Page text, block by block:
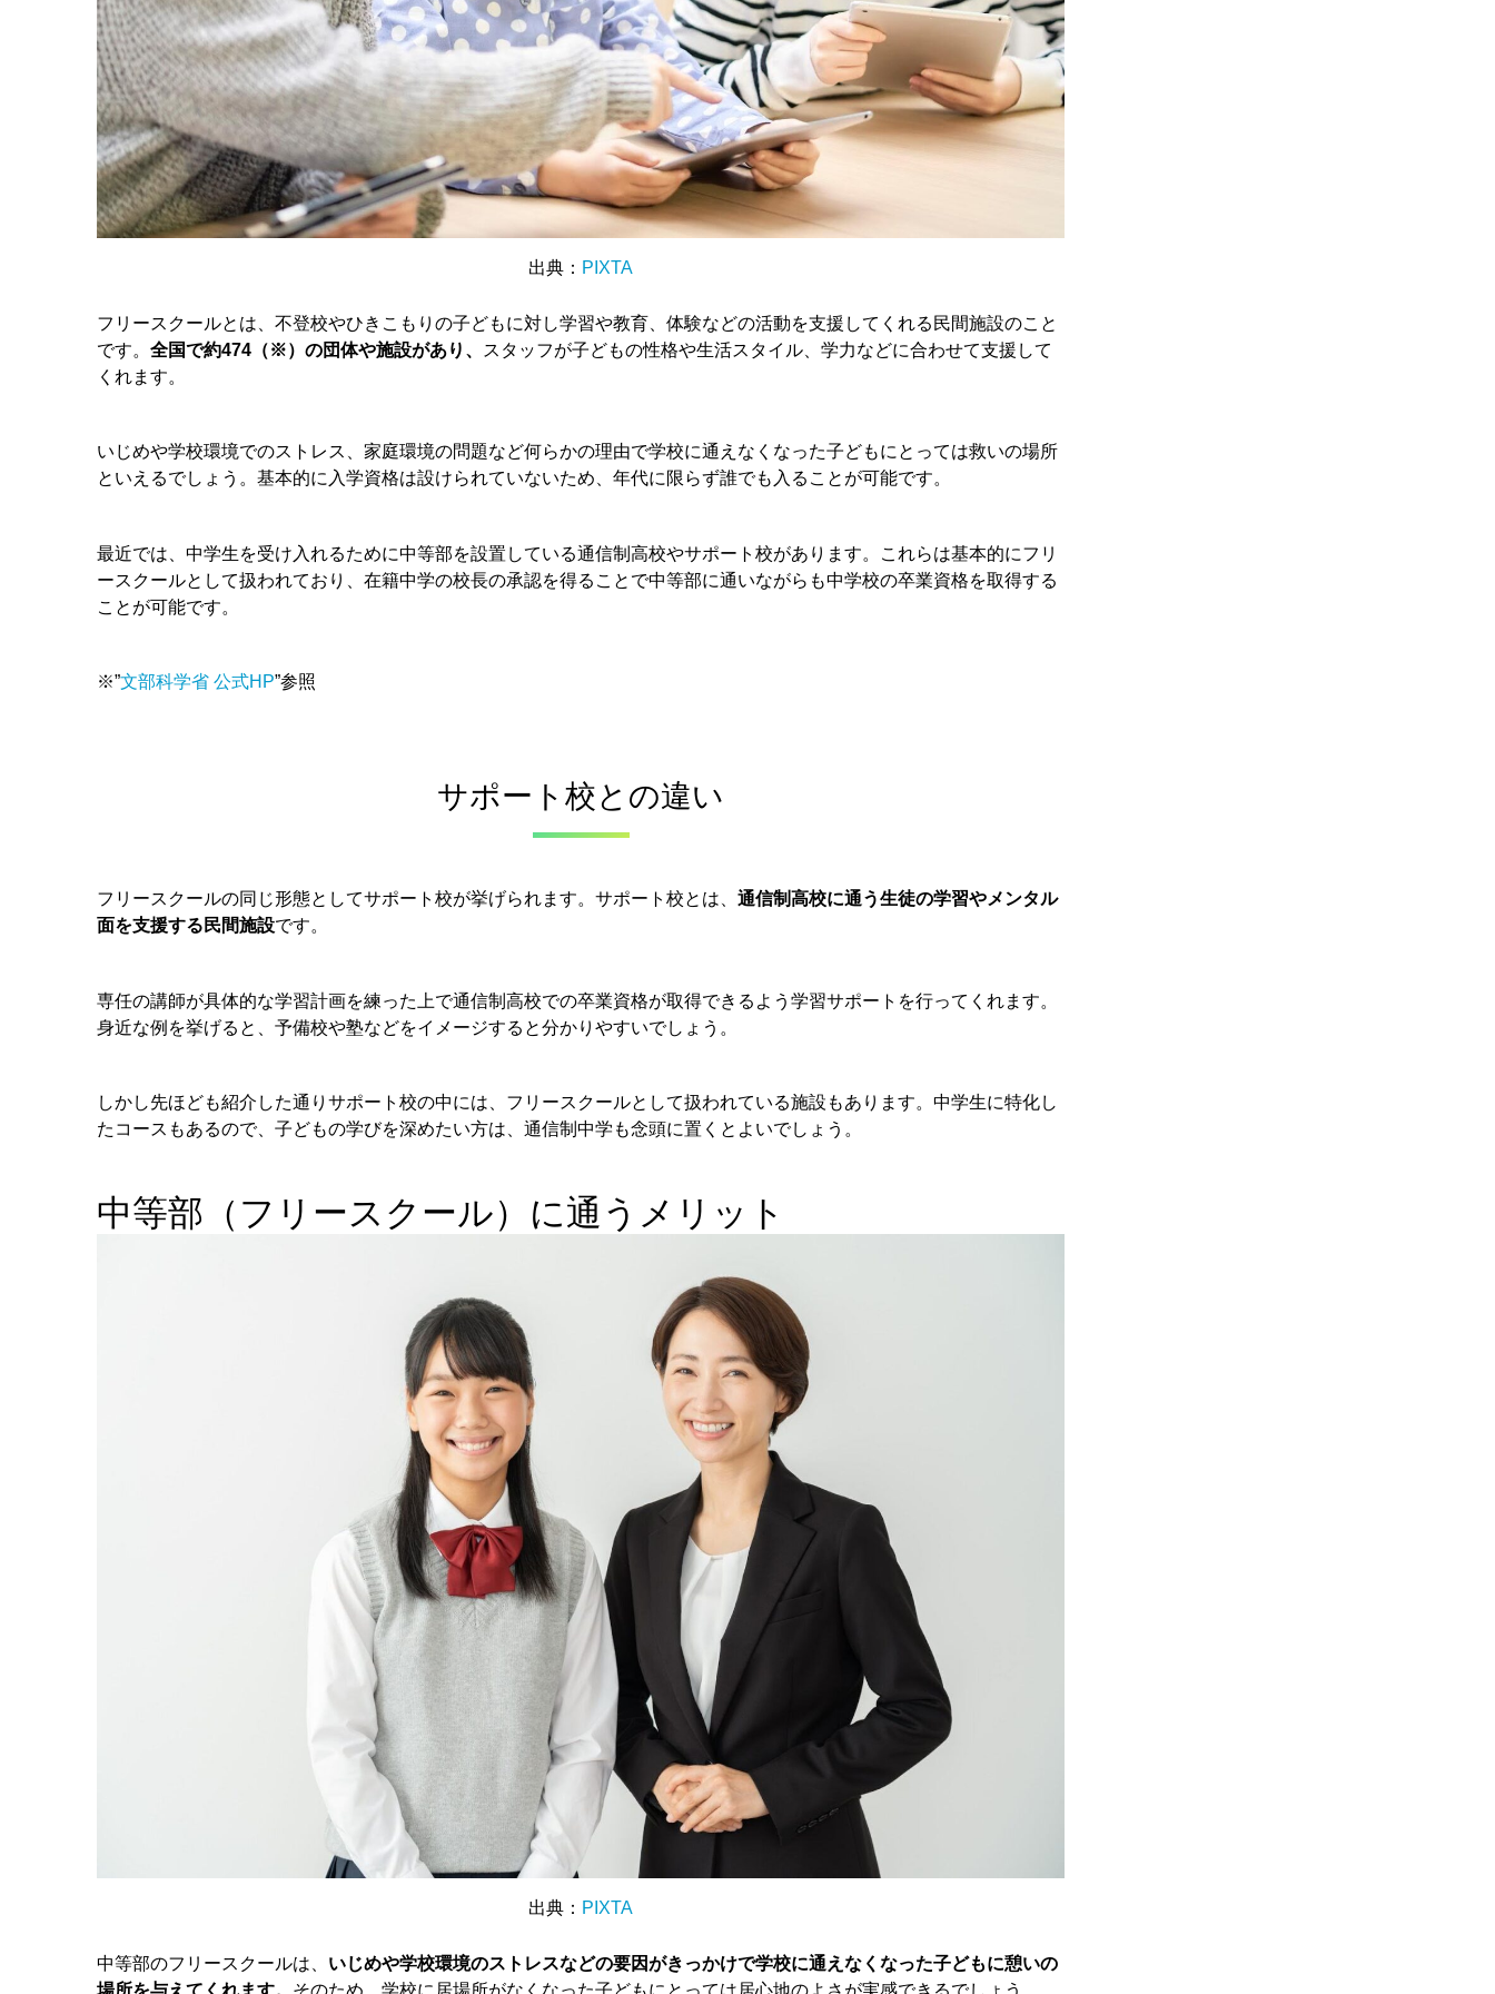
出典： PIXTA
フリースクールとは、不登校やひきこもりの子どもに対し学習や教育、体験などの活動を支援してくれる民間施設のこと
です。 全国で約474（※）の団体や施設があり、
スタッフが子どもの性格や生活スタイル、学力などに合わせて支援して
くれます。
いじめや学校環境でのストレス、家庭環境の問題など何らかの理由で学校に通えなくなった子どもにとっては救いの場所
といえるでしょう。基本的に入学資格は設けられていないため、年代に限らず誰でも入ることが可能です。
最近では、中学生を受け入れるために中等部を設置している通信制高校やサポート校があります。これらは基本的にフリ
ースクールとして扱われており、在籍中学の校長の承認を得ることで中等部に通いながらも中学校の卒業資格を取得する
ことが可能です。
※”文部科学省 公式HP”参照
サポート校との違い
フリースクールの同じ形態としてサポート校が挙げられます。サポート校とは、 通信制高校に通う生徒の学習やメンタル
面を支援する民間施設です。
専任の講師が具体的な学習計画を練った上で通信制高校での卒業資格が取得できるよう学習サポートを行ってくれます。
身近な例を挙げると、予備校や塾などをイメージすると分かりやすいでしょう。
しかし先ほども紹介した通りサポート校の中には、フリースクールとして扱われている施設もあります。中学生に特化し
たコースもあるので、子どもの学びを深めたい方は、通信制中学も念頭に置くとよいでしょう。
中等部（フリースクール）に通うメリット
出典： PIXTA
中等部のフリースクールは、 いじめや学校環境のストレスなどの要因がきっかけで学校に通えなくなった子どもに憩いの